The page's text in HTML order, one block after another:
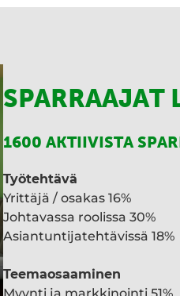
SPARRAAJAT
1600 AKTIIVISTA
Työtehtävä
Yrittäjä / osakas 16%
Johtavassa roolissa 30%
Asiantuntijatehtävissä 18%
Teemaosaaminen